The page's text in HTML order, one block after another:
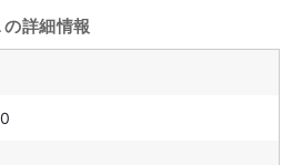
詳細情報